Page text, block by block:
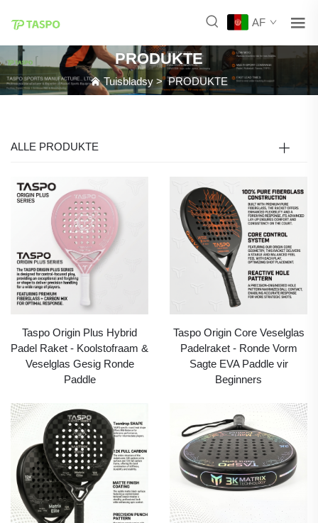
AF
PRODUKTE
Tuisbladsy >PRODUKTE
ALLE PRODUKTE
Taspo Origin Plus Hybrid
Padel Raket - Koolstofraam &
Veselglas Gesig Ronde
Paddle
Taspo Origin Core Veselglas
Padelraket - Ronde Vorm
Sagte EVA Paddle vir
Beginners